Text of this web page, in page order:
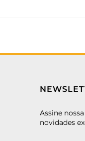
Assine
novidades